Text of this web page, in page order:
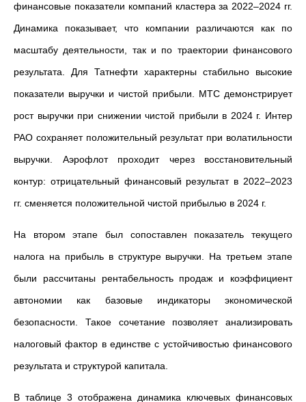
финансовые показатели компаний кластера за 2022–2024 гг.
Динамика показывает, что компании различаются как по
масштабу деятельности, так и по траектории финансового
результата. Для Татнефти характерны стабильно высокие
показатели выручки и чистой прибыли. МТС демонстрирует
рост выручки при снижении чистой прибыли в 2024 г. Интер
РАО сохраняет положительный результат при волатильности
выручки. Аэрофлот проходит через восстановительный
контур: отрицательный финансовый результат в 2022–2023
гг. сменяется положительной чистой прибылью в 2024 г.
На втором этапе был сопоставлен показатель текущего
налога на прибыль в структуре выручки. На третьем этапе
были рассчитаны рентабельность продаж и коэффициент
автономии как базовые индикаторы экономической
безопасности. Такое сочетание позволяет анализировать
налоговый фактор в единстве с устойчивостью финансового
результата и структурой капитала.
В таблице 3 отображена динамика ключевых финансовых